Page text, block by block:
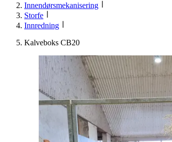
Innendørsmekanisering
Storfe
Innredning
Kalveboks CB20